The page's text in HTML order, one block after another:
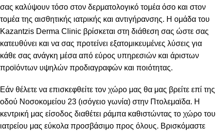
σας καλύψουν τόσο στον δερματολογικό τομέα όσο και στον
τομέα της αισθητικής ιατρικής και αντιγήρανσης. Η ομάδα του
Kazantzis Derma Clinic βρίσκεται στη διάθεση σας ώστε σας
κατευθύνει και να σας προτείνει εξατομικευμένες λύσεις για
κάθε σας ανάγκη μέσα από εύρος υπηρεσιών και άριστων
προϊόντων υψηλών προδιαγραφών και ποιότητας.
Εάν θέλετε να επισκεφθείτε τον χώρο μας θα μας βρείτε επί της
οδού Νοσοκομείου 23 (ισόγειο γωνία) στην Πτολεμαϊδα. Η
κεντρική μας είσοδος διαθέτει ράμπα καθιστώντας το χώρο του
ιατρείου μας εύκολα προσβάσιμο προς όλους. Βρισκόμαστε